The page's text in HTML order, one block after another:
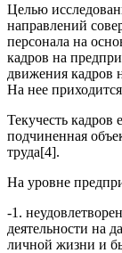
Целью
направлений
персонала на
кадров на
движения кадров
На нее
Текучесть
подчиненная
труда[4].
На уровне
-1.
деятельности на
личной жизни и